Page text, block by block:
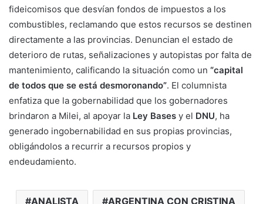
fideicomisos que desvían fondos de impuestos a los
combustibles, reclamando que estos recursos se destinen
directamente a las provincias. Denuncian el estado de
deterioro de rutas, señalizaciones y autopistas por falta de
mantenimiento, calificando la situación como un “capital
de todos que se está desmoronando”. El columnista
enfatiza que la gobernabilidad que los gobernadores
brindaron a Milei, al apoyar la Ley Bases y el DNU, ha
generado ingobernabilidad en sus propias provincias,
obligándolos a recurrir a recursos propios y
endeudamiento.
ANALISTA ARGENTINA CON CRISTINA